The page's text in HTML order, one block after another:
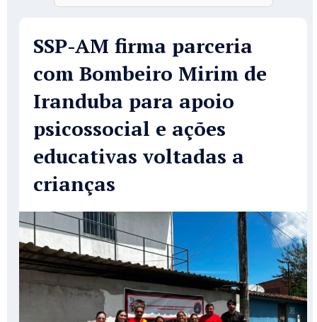
SSP-AM firma parceria
com Bombeiro Mirim de
Iranduba para apoio
psicossocial e ações
educativas voltadas a
crianças